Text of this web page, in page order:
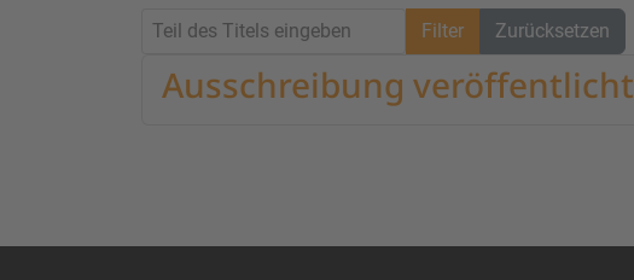
Teil des Titels eingeben Filter Zurücksetzen
Ausschreibung veröffentlicht